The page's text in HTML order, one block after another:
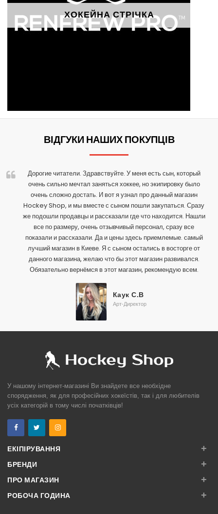
ХОКЕЙНА СТРІЧКА
ВІДГУКИ НАШИХ ПОКУПЦІВ
Дорогие читатели. Здравствуйте. У меня есть сын, который
очень сильно мечтал заняться хоккее, но экипировку было
очень сложно достать. И вот я узнал про данный магазин
Hockey Shop, и мы вместе с сыном пошли закупаться. Сразу
же подошли продавцы и рассказали где что находится. Нашли
все по размеру, очень отзывчивый персонал, сразу все
показали и рассказали. Да и цены здесь приемлемые. самый
лучший магазин в Киеве. Я с сыном остались в восторге от
данного магазина, желаю что бы этот магазин развивался.
Обязательно вернёмся в этот магазин, рекомендую всем.
Каук С.В
Арт-Директор
У нашому інтернет-магазині Ви знайдете все необхідне
спорядження, як для професійних хокеїстів, так і для любителів
усіх категорій в тому числі початківців!
ЕКІПІРУВАННЯ +
БРЕНДИ +
ПРО МАГАЗИН +
РОБОЧА ГОДИНА +